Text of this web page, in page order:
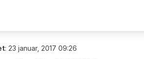
: 23 januar, 2017 09:26